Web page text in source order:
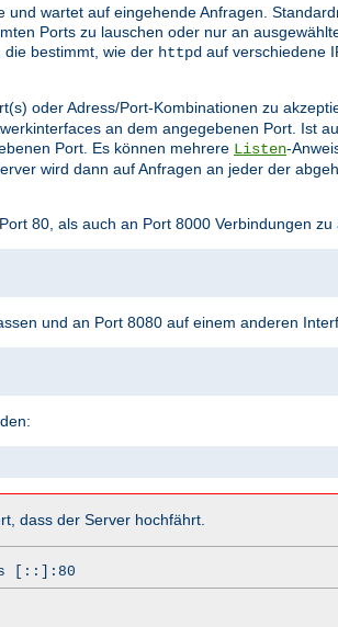
wartet auf eingehende Anfragen.
Ports zu lauschen oder nur an
die bestimmt, wie der httpd auf verschiedene
oder Adress/Port-Kombinationen zu
an dem angegebenen Port. Ist
Port. Es können mehrere Listen-
wird dann auf Anfragen an jeder der
80, als auch an Port 8000 Verbindungen
und an Port 8080 auf einem anderen
dass der Server hochfährt.
[::]:80